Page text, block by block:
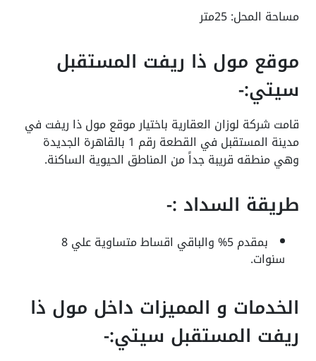
مساحة المحل: 25متر
موقع مول ذا ريفت المستقبل
سيتي:-
قامت شركة لوزان العقارية باختيار موقع مول ذا ريفت في
مدينة المستقبل في القطعة رقم 1 بالقاهرة الجديدة
وهي منطقه قريبة جداً من المناطق الحيوية الساكنة.
طريقة السداد :-
بمقدم 5% والباقي اقساط متساوية علي 8
سنوات.
الخدمات و المميزات داخل مول ذا
ريفت المستقبل سيتي:-